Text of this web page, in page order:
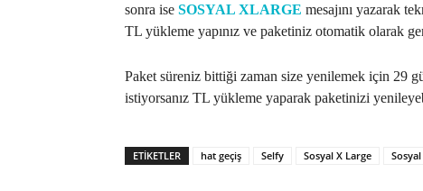
sonra ise SOSYAL XLARGE mesajını yazarak
TL yükleme yapınız ve paketiniz otomatik olarak
Paket süreniz bittiği zaman size yenilemek için 29
istiyorsanız TL yükleme yaparak paketinizi
ETIKETLER hat geçiş Selfy Sosyal X Large